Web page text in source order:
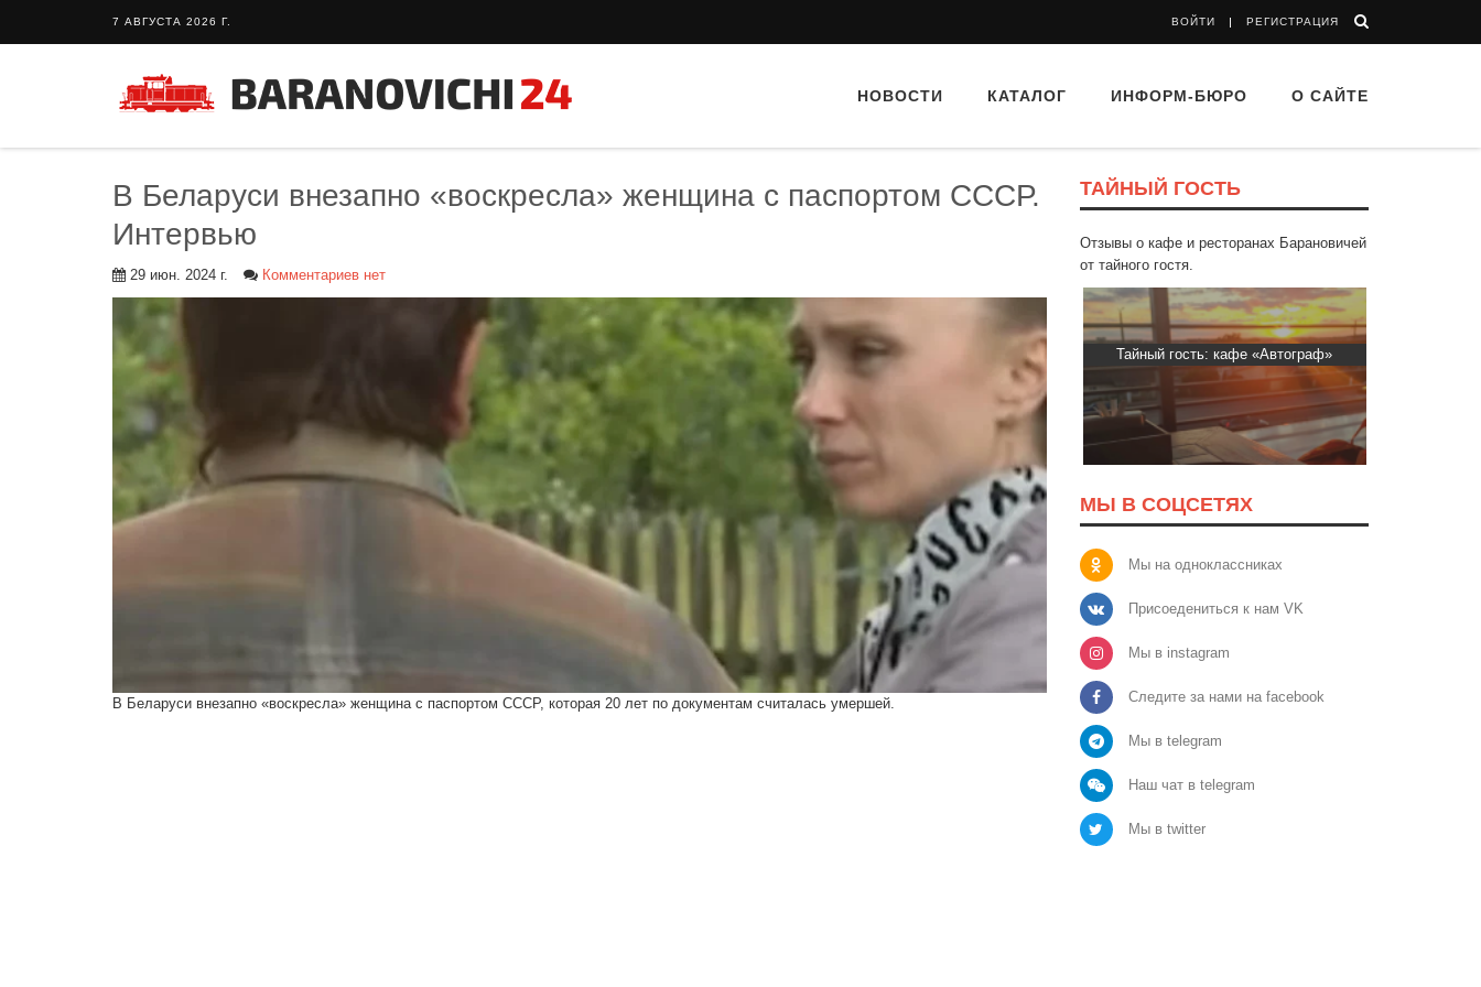
7 АВГУСТА 2026 Г. ВОЙТИ РЕГИСТРАЦИЯ
НОВОСТИ КАТАЛОГ ИНФОРМ-БЮРО О САЙТЕ
В Беларуси внезапно «воскресла» женщина с паспортом СССР.
Интервью
29 июн. 2024 г. Комментариев нет
В Беларуси внезапно «воскресла» женщина с паспортом СССР, которая 20 лет по документам считалась умершей.
ТАЙНЫЙ ГОСТЬ
Отзывы о кафе и ресторанах Барановичей
от тайного гостя.
Тайный гость: Кафе "Grand Buffet" Тайный гость: кафе «Автограф» Тайный гость: ресторан «Пиросмани»
МЫ В СОЦСЕТЯХ
Мы на одноклассниках
Присоедениться к нам VK
Мы в instagram
Следите за нами на facebook
Мы в telegram
Наш чат в telegram
Мы в twitter